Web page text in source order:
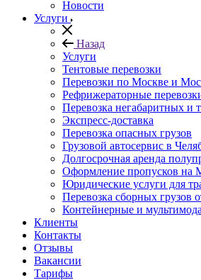
Новости
Услуги
Назад
Услуги
Тентовые перевозки
Перевозки по Москве и
Рефрижераторные
Перевозка негабаритных и
Экспресс-доставка
Перевозка опасных грузов
Грузовой автосервис в
Долгосрочная аренда
Оформление пропусков
Юридические услуги для
Перевозка сборных грузов
Контейнерные и
Клиенты
Контакты
Отзывы
Вакансии
Тарифы